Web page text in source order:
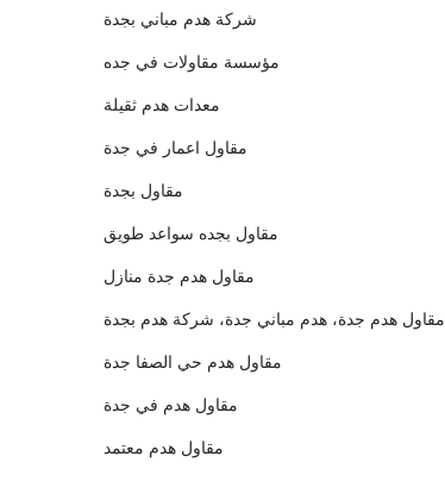
شركة هدم مباني بجدة
مؤسسة مقاولات في جده
معدات هدم ثقيلة
مقاول اعمار في جدة
مقاول بجدة
مقاول بجده سواعد طويق
مقاول هدم جدة منازل
مقاول هدم جدة، هدم مباني جدة، شركة هدم بجدة
مقاول هدم حي الصفا جدة
مقاول هدم في جدة
مقاول هدم معتمد